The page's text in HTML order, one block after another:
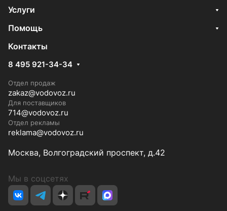
Услуги
Помощь
Контакты
8 495 921-34-34
Отдел продаж
zakaz@vodovoz.ru
Для поставщиков
714@vodovoz.ru
Отдел рекламы
reklama@vodovoz.ru
Москва, Волгоградский проспект, д.42
Мы в соцсетях